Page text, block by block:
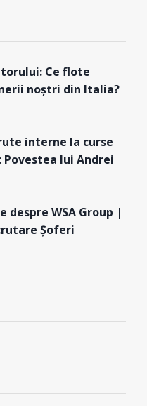
Ce flote
noștri din Italia?
interne la curse
lui Andrei
despre WSA Group |
Șoferi